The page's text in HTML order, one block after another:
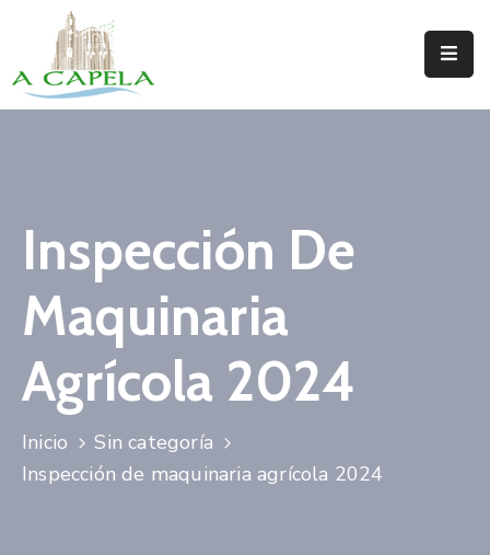
Inicio
Servizos
Turismo
Directorio
Trámites
Novas
Contacto
Inspección De
Maquinaria
Agrícola 2024
Inicio
Sin categoría
Inspección de maquinaria agrícola 2024